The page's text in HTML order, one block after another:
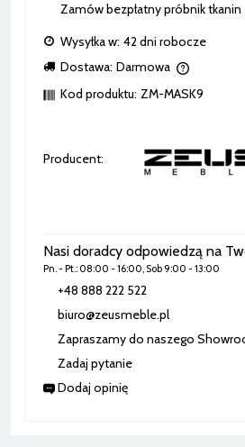
Zamów bezpłatny próbnik tkanin
Wysyłka w: 42 dni robocze
Dostawa: Darmowa
Cena nie zawiera ewentualnych kosztów
Kod produktu: ZM-MASK9
Producent:
Nasi doradcy odpowiedzą na
Pn. - Pt.: 08:00 - 16:00, Sob 9:00 - 13:00
+48 888 222 522
biuro@zeusmeble.pl
Zapraszamy do naszego
Zadaj pytanie
Dodaj opinię